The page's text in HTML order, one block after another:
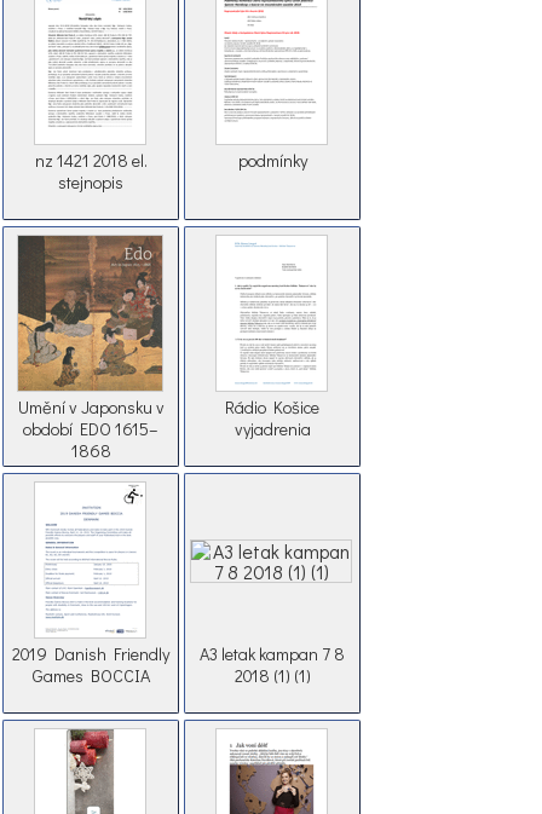
nz 1421 2018 el.
stejnopis
podmínky
Umění v Japonsku v
období EDO 1615–
1868
Rádio Košice
vyjadrenia
2019 Danish Friendly
Games BOCCIA
A3 letak kampan 7 8
2018 (1) (1)